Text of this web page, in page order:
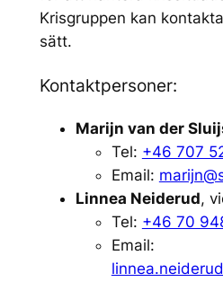
Krisgruppen kan
sätt.
Kontaktpersoner:
Marijn van der
Tel: +46 707
Email:
Linnea Neiderud,
Tel: +46 70
Email: